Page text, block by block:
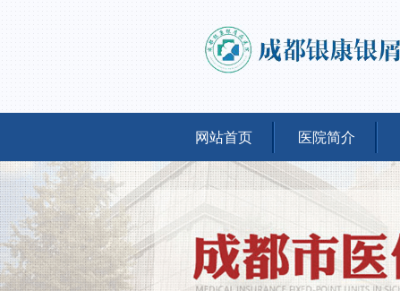
网站首页 医院简介